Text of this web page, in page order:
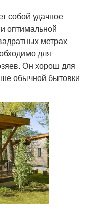
собой удачное
оптимальной
метрах
для
Он хорош для
обычной бытовки